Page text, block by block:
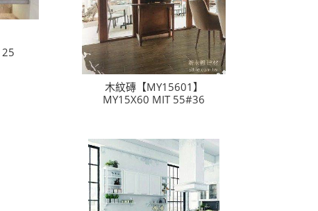
木紋磚【MY15601】
MY15X60 MIT 55#36